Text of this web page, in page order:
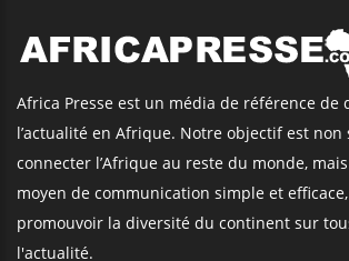
Africa Presse est un média de référence de
l’actualité en Afrique. Notre objectif est
connecter l’Afrique au reste du monde,
moyen de communication simple et
promouvoir la diversité du continent sur
l'actualité.